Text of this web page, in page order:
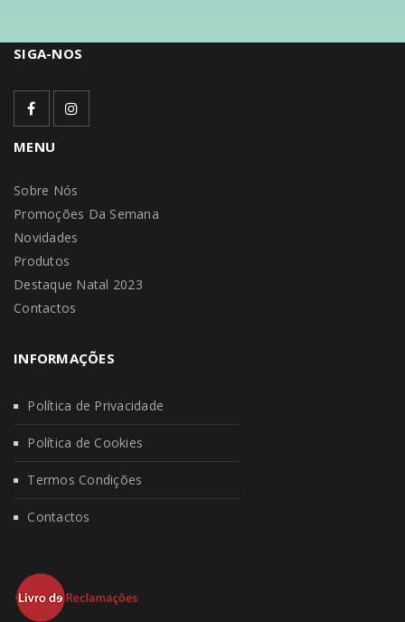
SIGA-NOS
MENU
Sobre Nós
Promoções Da Semana
Novidades
Produtos
Destaque Natal 2023
Contactos
INFORMAÇÕES
Política de Privacidade
Política de Cookies
Termos Condições
Contactos